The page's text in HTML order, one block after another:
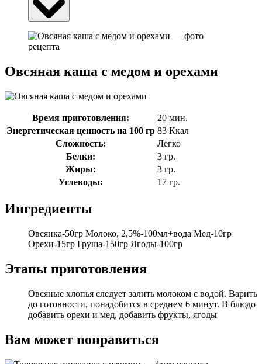
Овсяная каша с медом и орехами
Время приготовления:
20 мин.
Энергетическая ценность на 100 гр 83 Ккал
Сложность:
Легко
Белки:
3 гр.
Жиры:
3 гр.
Углеводы:
17 гр.
Ингредиенты
Овсянка-50гр Молоко, 2,5%-100мл+вода Мед-10гр
Орехи-15гр Груша-150гр Ягоды-100гр
Этапы приготовления
Овсяные хлопья следует залить молоком с водой. Варить
до готовности, понадобится в среднем 6 минут. В блюдо
добавить орехи и мед, добавить фрукты, ягоды
Вам может понравиться